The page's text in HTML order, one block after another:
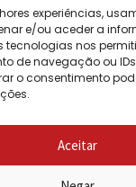
experiências,
e/ou aceder a
tecnologias nos
de navegação ou IDs
o consentimento
Aceitar
Saída de
direitos reservados.